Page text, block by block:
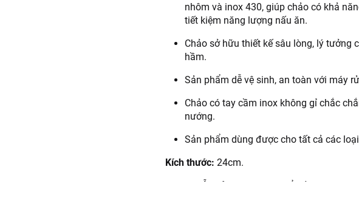
nhôm và inox 430, giúp chảo có khả
tiết kiệm năng lượng nấu ăn.
Chảo sở hữu thiết kế sâu lòng, lý tưởng
hầm.
Sản phẩm dễ vệ sinh, an toàn với máy
Chảo có tay cầm inox không gỉ chắc
nướng.
Sản phẩm dùng được cho tất cả các
Kích thước: 24cm.
Hướng dẫn sử dụng:
Dùng để nấu ăn. Vệ
Bảo quản nơi khô